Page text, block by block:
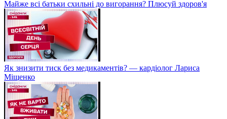
Майже всі батьки схильні до вигорання? Плюсуй здоров'я
Як знизити тиск без медикаментів? — кардіолог Лариса
Міщенко